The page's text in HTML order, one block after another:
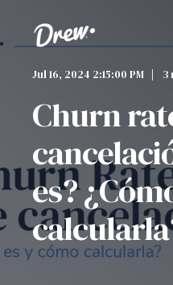
Jul 16, 2024 2:15:00 PM 3
Churn
es?